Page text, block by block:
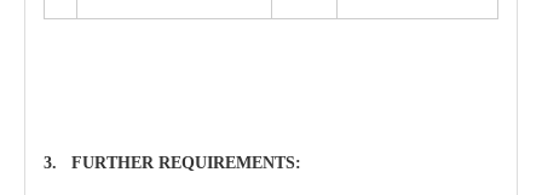
3. FURTHER REQUIREMENTS: